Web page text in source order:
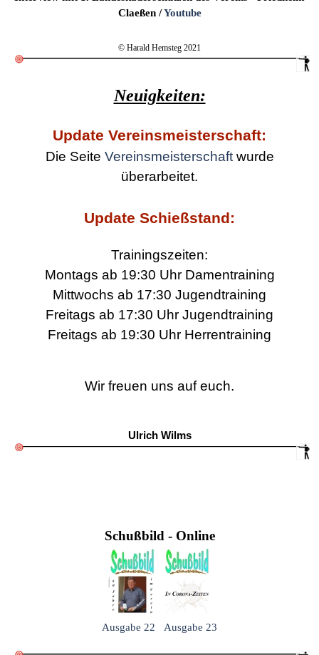
Claeßen /Youtube
© Harald Hemsteg 2021
Neuigkeiten:
Update Vereinsmeisterschaft:
Die Seite Vereinsmeisterschaftwurde
überarbeitet.
Update Schießstand:
Trainingszeiten:
Montags ab 19:30 Uhr Damentraining
Mittwochs ab 17:30 Jugendtraining
Freitags ab 17:30 Uhr Jugendtraining
Freitags ab 19:30 Uhr Herrentraining
Wir freuen uns auf euch.
Ulrich Wilms
Schußbild - Online
Ausgabe 22 Ausgabe 23